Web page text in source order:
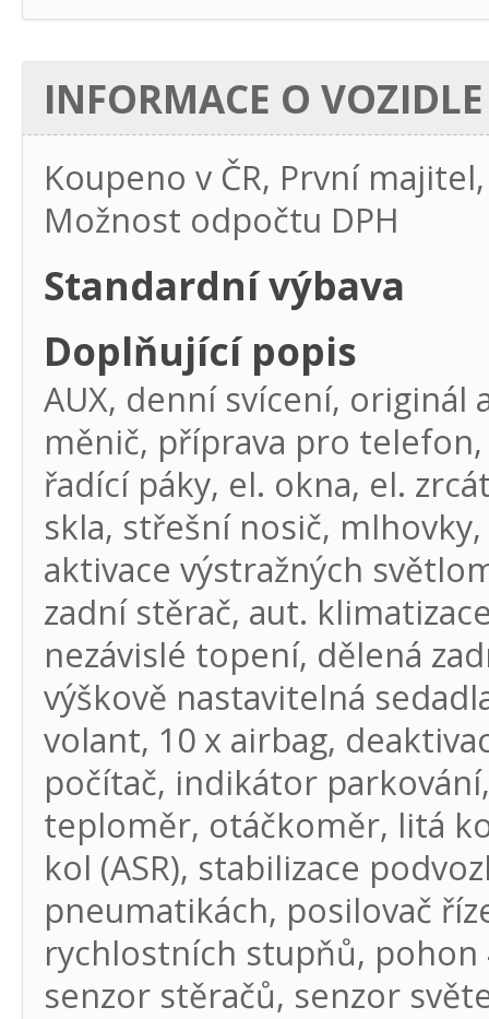
INFORMACE O VOZIDLE
Koupeno v ČR, První
Možnost odpočtu DPH
Standardní výbava
Doplňující popis
AUX, denní svícení, originál
měnič, příprava pro
řadící páky, el. okna, el.
skla, střešní nosič,
aktivace výstražných
zadní stěrač, aut.
nezávislé topení, dělená
výškově nastavitelná
volant, 10 x airbag,
počítač, indikátor
teploměr, otáčkoměr, litá
kol (ASR), stabilizace
pneumatikách, posilovač
rychlostních stupňů, pohon
senzor stěračů, senzor